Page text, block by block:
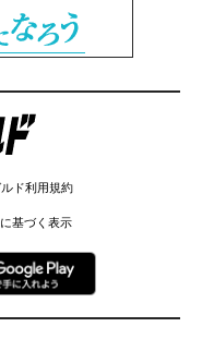
ド利用規約
基づく表示